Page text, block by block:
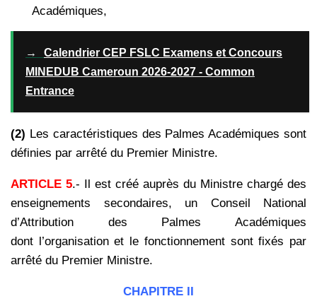
Académiques,
→
Calendrier CEP FSLC Examens et Concours
MINEDUB Cameroun 2026-2027 - Common
Entrance
(2) Les caractéristiques des Palmes Académiques sont
définies par arrêté du Premier Ministre.
ARTICLE 5.- Il est créé auprès du Ministre chargé des
enseignements secondaires, un Conseil National
d’Attribution des Palmes Académiques
dont l’organisation et le fonctionnement sont fixés par
arrêté du Premier Ministre.
CHAPITRE II